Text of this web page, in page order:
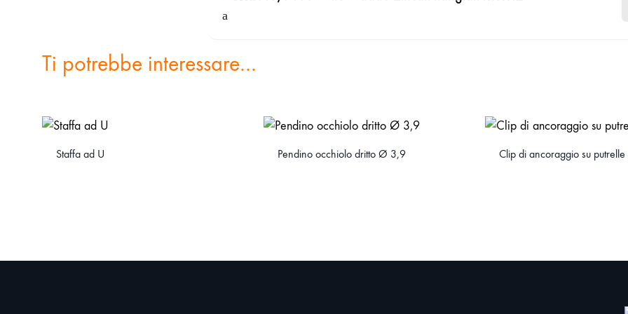
Ti potrebbe interessare…
Staffa ad U Pendino occhiolo dritto Ø 3,9 Clip di ancoraggio su putrelle